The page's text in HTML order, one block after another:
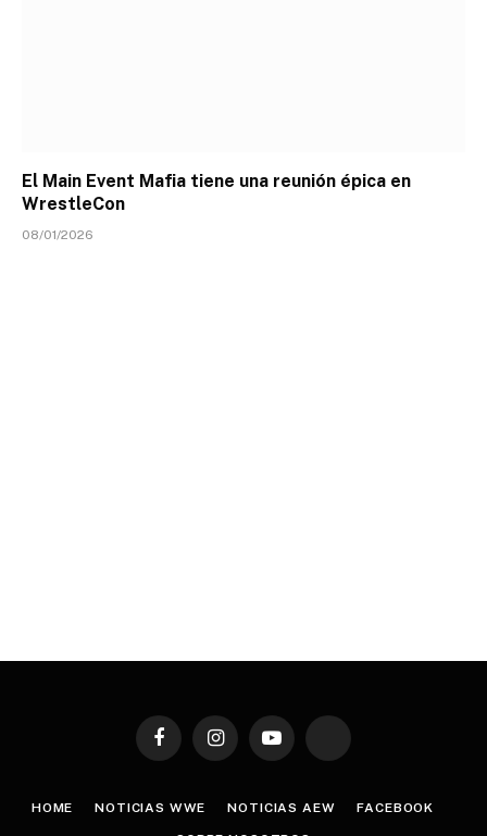
El Main Event Mafia tiene una reunión épica en
WrestleCon
08/01/2026
FacebookInstagramYouTube TikTok
HOME NOTICIAS WWE NOTICIAS AEW FACEBOOK